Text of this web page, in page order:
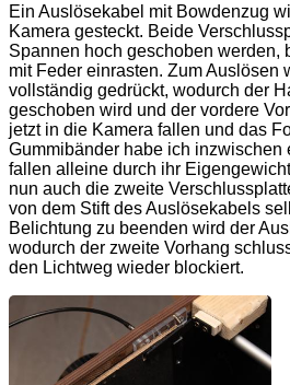
Ein Auslösekabel mit Bowdenzug
Kamera gesteckt. Beide
Spannen hoch geschoben werden,
mit Feder einrasten. Zum Auslösen
vollständig gedrückt, wodurch der
geschoben wird und der vordere
jetzt in die Kamera fallen und das
Gummibänder habe ich inzwischen
fallen alleine durch ihr
nun auch die zweite
von dem Stift des Auslösekabels
Belichtung zu beenden wird der
wodurch der zweite Vorhang
den Lichtweg wieder blockiert.